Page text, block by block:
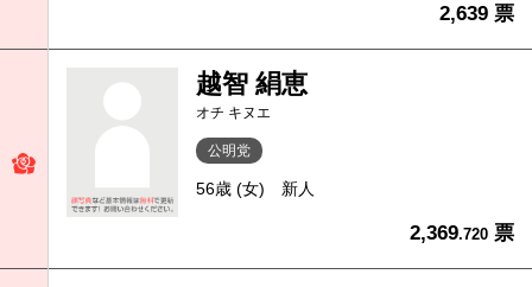
2,639 票
越智 絹恵
オチ キヌエ
公明党
56歳 (女) 新人
2,369.720 票